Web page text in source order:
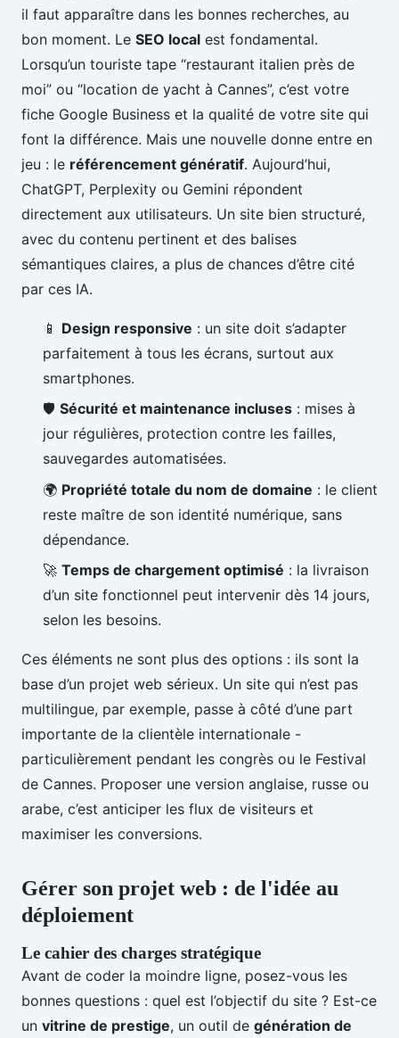
il faut apparaître dans les bonnes recherches, au
bon moment. Le SEO local est fondamental.
Lorsqu’un touriste tape “restaurant italien près de
moi” ou “location de yacht à Cannes”, c’est votre
fiche Google Business et la qualité de votre site qui
font la différence. Mais une nouvelle donne entre en
jeu : le référencement génératif. Aujourd’hui,
ChatGPT, Perplexity ou Gemini répondent
directement aux utilisateurs. Un site bien structuré,
avec du contenu pertinent et des balises
sémantiques claires, a plus de chances d’être cité
par ces IA.
📱 Design responsive : un site doit s’adapter
parfaitement à tous les écrans, surtout aux
smartphones.
🛡 Sécurité et maintenance incluses : mises à
jour régulières, protection contre les failles,
sauvegardes automatisées.
🌍 Propriété totale du nom de domaine : le client
reste maître de son identité numérique, sans
dépendance.
🚀 Temps de chargement optimisé : la livraison
d’un site fonctionnel peut intervenir dès 14 jours,
selon les besoins.
Ces éléments ne sont plus des options : ils sont la
base d’un projet web sérieux. Un site qui n’est pas
multilingue, par exemple, passe à côté d’une part
importante de la clientèle internationale -
particulièrement pendant les congrès ou le Festival
de Cannes. Proposer une version anglaise, russe ou
arabe, c’est anticiper les flux de visiteurs et
maximiser les conversions.
Gérer son projet web : de l'idée au
déploiement
Le cahier des charges stratégique
Avant de coder la moindre ligne, posez-vous les
bonnes questions : quel est l’objectif du site ? Est-ce
un vitrine de prestige, un outil de génération de